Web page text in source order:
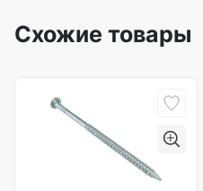
Схожие товары